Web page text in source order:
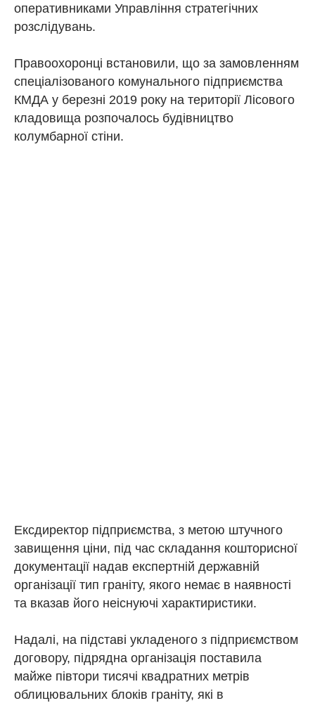
оперативниками Управління стратегічних
розслідувань.
Правоохоронці встановили, що за замовленням
спеціалізованого комунального підприємства
КМДА у березні 2019 року на території Лісового
кладовища розпочалось будівництво
колумбарної стіни.
Ексдиректор підприємства, з метою штучного
завищення ціни, під час складання кошторисної
документації надав експертній державній
організації тип граніту, якого немає в наявності
та вказав його неіснуючі характиристики.
Надалі, на підставі укладеного з підприємством
договору, підрядна організація поставила
майже півтори тисячі квадратних метрів
облицювальних блоків граніту, які в